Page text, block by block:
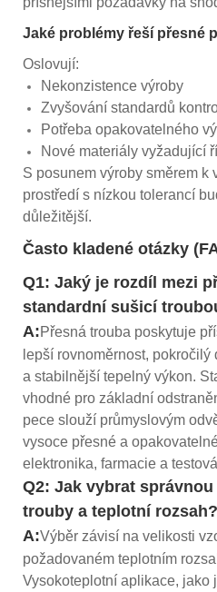
Jaké problémy řeší přesné
Oslovují:
Nekonzistence výroby
Zvyšování standardů
Potřeba opakovatelného
Nové materiály vyžadující
S posunem výroby směrem k
prostředí s nízkou tolerancí
důležitější.
Často kladené otázky
Q1: Jaký je rozdíl mezi
standardní sušicí
A:Přesná trouba poskytuje
lepší rovnoměrnost,
a stabilnější tepelný výkon.
vhodné pro základní
pece slouží průmyslovým
vysoce přesné a
elektronika, farmacie a
Q2: Jak vybrat
trouby a teplotní rozsah?
A:Výběr závisí na velikosti
požadovaném teplotním
Vysokoteplotní aplikace, jako